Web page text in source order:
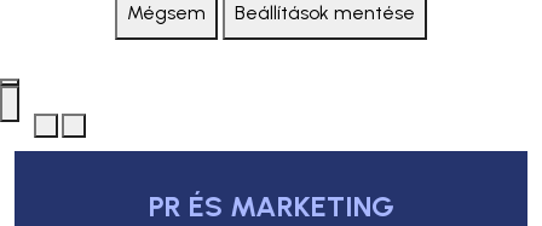
Mégsem Beállítások mentése
PR ÉS MARKETING